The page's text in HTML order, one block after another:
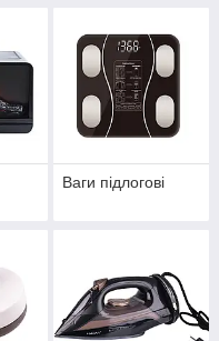
Ваги підлогові